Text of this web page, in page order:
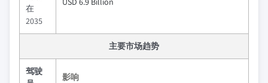
在
2035
主要市场趋势
驾驶
影响